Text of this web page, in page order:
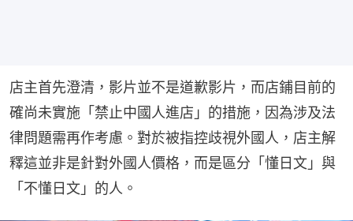
店主首先澄清，影片並不是道歉影片，而店鋪目前的
確尚未實施「禁止中國人進店」的措施，因為涉及法
律問題需再作考慮。對於被指控歧視外國人，店主解
釋這並非是針對外國人價格，而是區分「懂日文」與
「不懂日文」的人。